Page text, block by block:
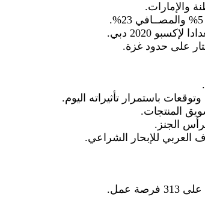
2020 دبي.
باستمرار تأثيراته اليوم.
المنتجات.
العربي للإبحار الشراعي.